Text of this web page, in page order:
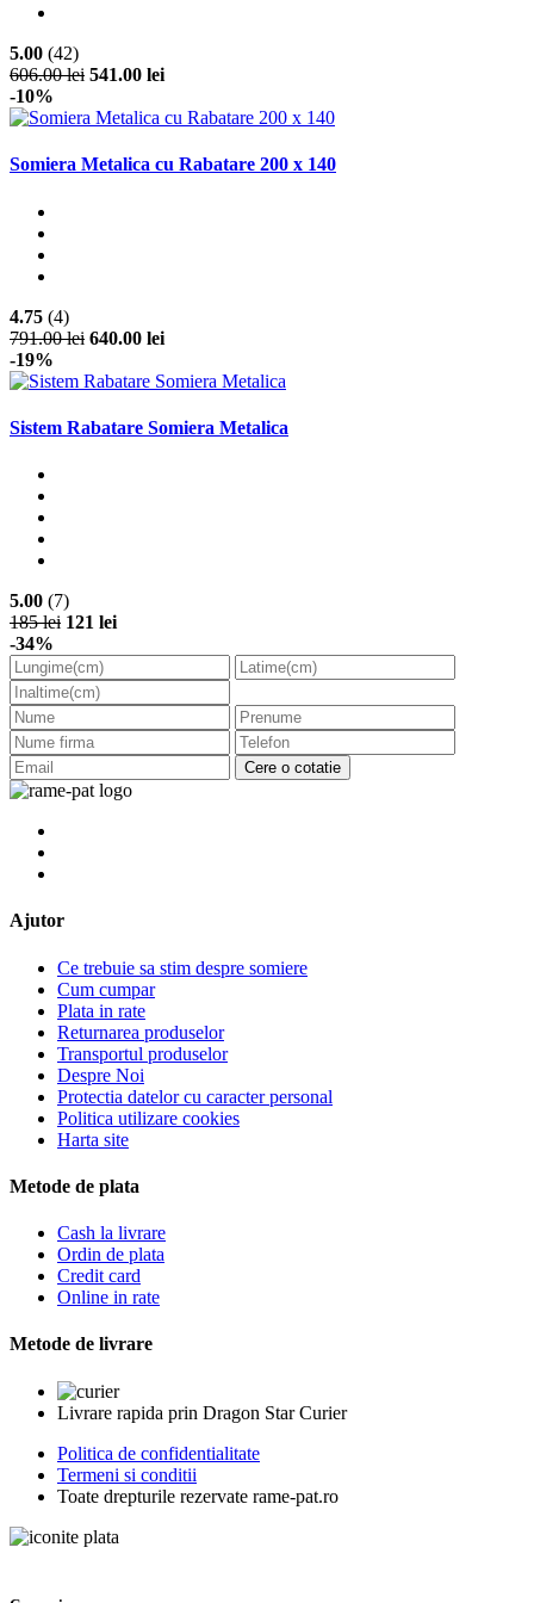
5.00 (42)
606.00 lei 541.00 lei
-10%
Somiera Metalica cu Rabatare 200 x 140
4.75 (4)
791.00 lei 640.00 lei
-19%
Sistem Rabatare Somiera Metalica
5.00 (7)
185 lei 121 lei
-34%
Cere o cotatie
Ajutor
Ce trebuie sa stim despre somiere
Cum cumpar
Plata in rate
Returnarea produselor
Transportul produselor
Despre Noi
Protectia datelor cu caracter personal
Politica utilizare cookies
Harta site
Metode de plata
Cash la livrare
Ordin de plata
Credit card
Online in rate
Metode de livrare
Livrare rapida prin Dragon Star Curier
Politica de confidentialitate
Termeni si conditii
Toate drepturile rezervate rame-pat.ro